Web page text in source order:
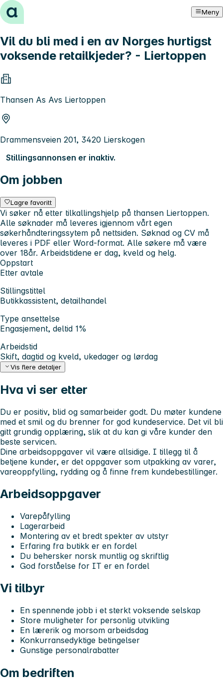
Hopp til innhold Meny
Vil du bli med i en av Norges hurtigst
voksende retailkjeder? - Liertoppen
Thansen As Avs Liertoppen
Drammensveien 201, 3420 Lierskogen
Stillingsannonsen er inaktiv.
Om jobben
Lagre favoritt
Vi søker nå etter tilkallingshjelp på thansen Liertoppen.
Alle søknader må leveres igjennom vårt egen
søkerhåndteringssytem på nettsiden. Søknad og CV må
leveres i PDF eller Word-format. Alle søkere må være
over 18år. Arbeidstidene er dag, kveld og helg.
Oppstart
Etter avtale
Stillingstittel
Butikkassistent, detailhandel
Type ansettelse
Engasjement, deltid 1%
Arbeidstid
Skift, dagtid og kveld, ukedager og lørdag
Vis flere detaljer
Hva vi ser etter
Du er positiv, blid og samarbeider godt. Du møter kundene
med et smil og du brenner for god kundeservice. Det vil bli
gitt grundig opplæring, slik at du kan gi våre kunder den
beste servicen.
Dine arbeidsoppgaver vil være allsidige. I tillegg til å
betjene kunder, er det oppgaver som utpakking av varer,
vareoppfylling, rydding og å finne frem kundebestillinger.
Arbeidsoppgaver
Varepåfylling
Lagerarbeid
Montering av et bredt spekter av utstyr
Erfaring fra butikk er en fordel
Du behersker norsk muntlig og skriftlig
God forståelse for IT er en fordel
Vi tilbyr
En spennende jobb i et sterkt voksende selskap
Store muligheter for personlig utvikling
En lærerik og morsom arbeidsdag
Konkurransedyktige betingelser
Gunstige personalrabatter
Om bedriften